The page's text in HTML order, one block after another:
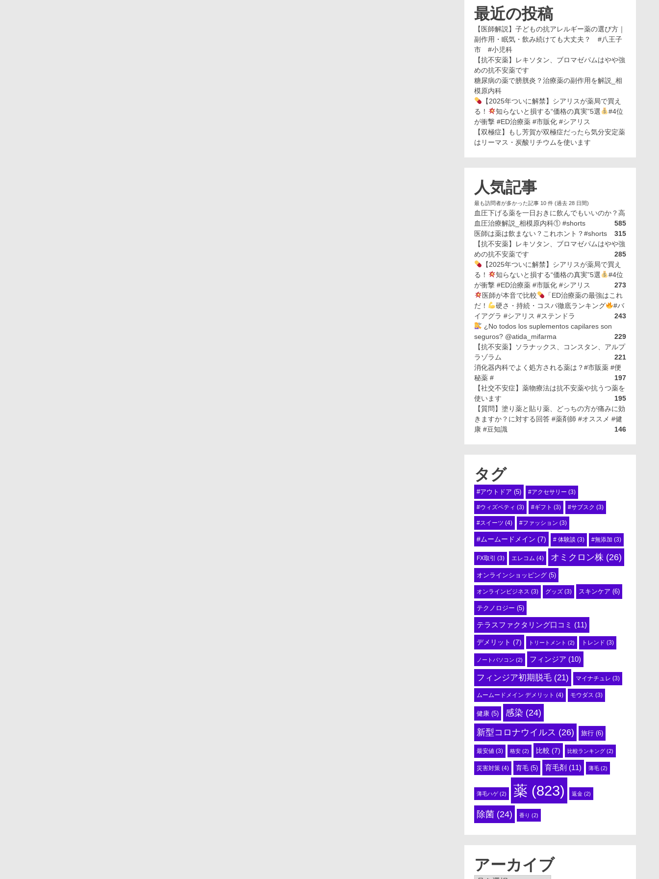
最近の投稿
【医師解説】子どもの抗アレルギー薬の選び方｜
副作用・眠気・飲み続けても大丈夫？ #八王子
市 #小児科
【抗不安薬】レキソタン、ブロマゼパムはやや強
めの抗不安薬です
糖尿病の薬で膀胱炎？治療薬の副作用を解説_相
模原内科
【2025年ついに解禁】シアリスが薬局で買え
る！
知らないと損する“価格の真実”5選
#4位
が衝撃 #ED治療薬 #市販化 #シアリス
【双極症】もし芳賀が双極症だったら気分安定薬
はリーマス・炭酸リチウムを使います
人気記事
最も訪問者が多かった記事 10 件 (過去 28 日間)
血圧下げる薬を一日おきに飲んでもいいのか？高
血圧治療解説_相模原内科① #shorts
585
医師は薬は飲まない？これホント？#shorts
315
【抗不安薬】レキソタン、ブロマゼパムはやや強
めの抗不安薬です
285
【2025年ついに解禁】シアリスが薬局で買え
る！
知らないと損する“価格の真実”5選
#4位
が衝撃 #ED治療薬 #市販化 #シアリス
273
医師が本音で比較
「ED治療薬の最強はこれ
だ！
硬さ・持続・コスパ徹底ランキング
#バ
イアグラ #シアリス #ステンドラ
243
¿No todos los suplementos capilares son
seguros? @atida_mifarma
229
【抗不安薬】ソラナックス、コンスタン、アルプ
ラゾラム
221
消化器内科でよく処方される薬は？#市販薬 #便
秘薬 #
197
【社交不安症】薬物療法は抗不安薬や抗うつ薬を
使います
195
【質問】塗り薬と貼り薬、どっちの方が痛みに効
きますか？に対する回答 #薬剤師 #オススメ #健
康 #豆知識
146
タグ
#アウトドア (5) #アクセサリー (3)
#ウィズペティ (3) #ギフト (3) #サブスク (3)
#スイーツ (4) #ファッション (3)
#ムームードメイン (7) # 体験談 (3) #無添加 (3)
FX取引 (3) エレコム (4) オミクロン株 (26)
オンラインショッピング (5)
オンラインビジネス (3) グッズ (3) スキンケア (6)
テクノロジー (5)
テラスファクタリング口コミ (11)
デメリット (7) トリートメント (2) トレンド (3)
ノートパソコン (2) フィンジア (10)
フィンジア初期脱毛 (21) マイナチュレ (3)
ムームードメイン デメリット (4) モウダス (3)
健康 (5) 感染 (24)
新型コロナウイルス (26) 旅行 (6)
最安値 (3) 格安 (2) 比較 (7) 比較ランキング (2)
災害対策 (4) 育毛 (5) 育毛剤 (11) 薄毛 (2)
薄毛ハゲ(2) 薬 (823) 返金 (2)
除菌 (24) 香り (2)
アーカイブ